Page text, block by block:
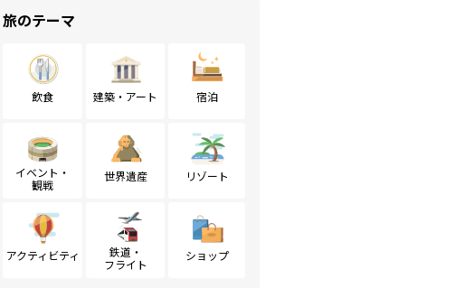
旅のテーマ
飲食 建築・アート 宿泊
イベント・
観戦
世界遺産 リゾート
アクティビティ
鉄道・
フライト
ショップ